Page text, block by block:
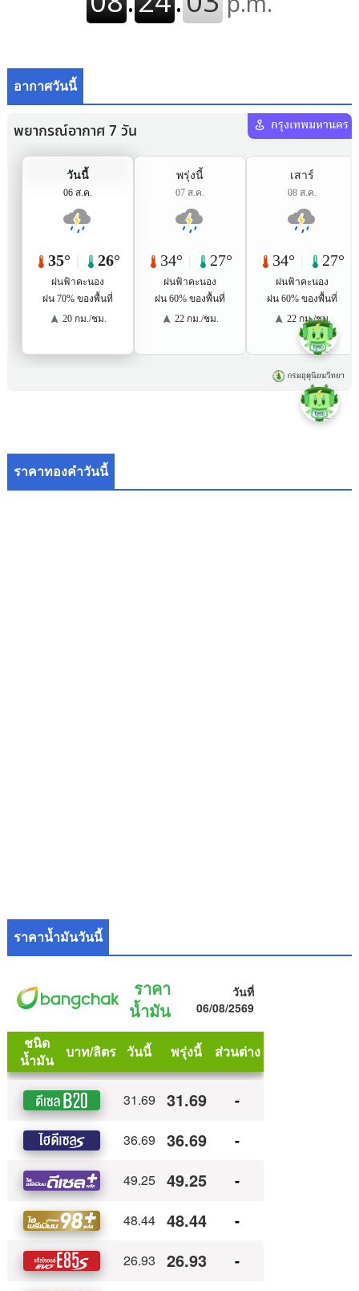
อากาศวันนี้
ราคาทองคำวันนี้
ราคาน้ำมันวันนี้